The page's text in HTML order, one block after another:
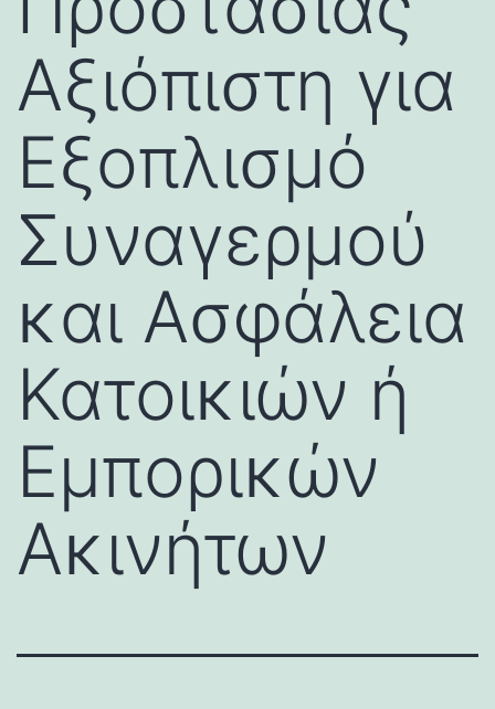
Αξιόπιστη για
Εξοπλισμό
Συναγερμού
και Ασφάλεια
Κατοικιών ή
Εμπορικών
Ακινήτων